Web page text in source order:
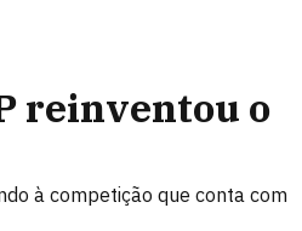
reinventou o
à competição que conta com